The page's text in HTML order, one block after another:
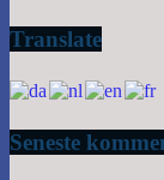
Translate
Seneste